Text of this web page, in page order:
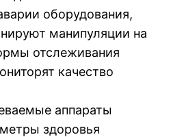
оборудования,
манипуляции на
отслеживания
качество
аппараты
здоровья